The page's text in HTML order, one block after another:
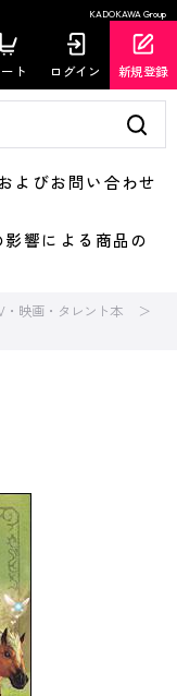
KADOKAWA Group
ト ログイン 新規登録
びお問い合わせ
響による商品の
・映画・タレント本